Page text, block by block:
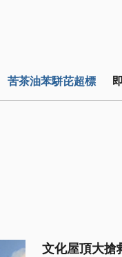
苦茶油苯駢芘超標
文化屋頂大搶